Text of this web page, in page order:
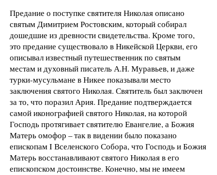
Предание о поступке святителя Николая описано
святым Димитрием Ростовским, который собирал
дошедшие из древности свидетельства. Кроме того,
это предание существовало в Никейской Церкви, его
описывал известный путешественник по святым
местам и духовный писатель А.Н. Муравьев, и даже
турки-мусульмане в Никее показывали место
заключения святого Николая. Святитель был заключен
за то, что поразил Ария. Предание подтверждается
самой иконографией святого Николая, на которой
Господь протягивает святителю Евангелие, а Божия
Матерь омофор – так в видении было показано
епископам I Вселенского Собора, что Господь и Божия
Матерь восстанавливают святого Николая в его
епископском достоинстве. Конечно, мы не имеем